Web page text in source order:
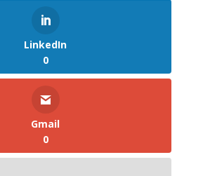
LinkedIn
0
Gmail
0